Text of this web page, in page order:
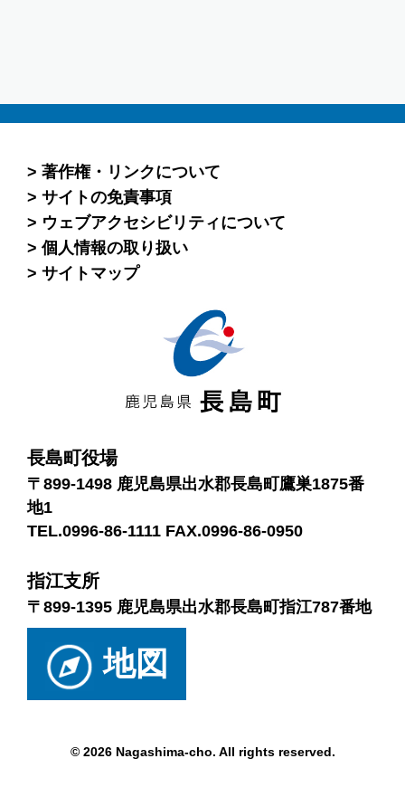
著作権・リンクについて
サイトの免責事項
ウェブアクセシビリティについて
個人情報の取り扱い
サイトマップ
長島町役場
〒899-1498 鹿児島県出水郡長島町鷹巣1875番
地1
TEL.0996-86-1111 FAX.0996-86-0950
指江支所
〒899-1395 鹿児島県出水郡長島町指江787番地
地図
© 2026 Nagashima-cho. All rights reserved.